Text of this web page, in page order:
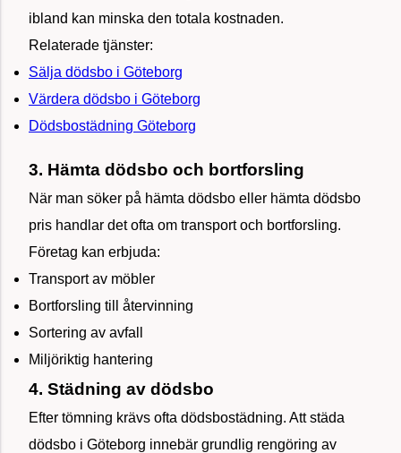
ibland kan minska den totala kostnaden.
Relaterade tjänster:
Sälja dödsbo i Göteborg
Värdera dödsbo i Göteborg
Dödsbostädning Göteborg
3. Hämta dödsbo och bortforsling
När man söker på hämta dödsbo eller hämta dödsbo
pris handlar det ofta om transport och bortforsling.
Företag kan erbjuda:
Transport av möbler
Bortforsling till återvinning
Sortering av avfall
Miljöriktig hantering
4. Städning av dödsbo
Efter tömning krävs ofta dödsbostädning. Att städa
dödsbo i Göteborg innebär grundlig rengöring av